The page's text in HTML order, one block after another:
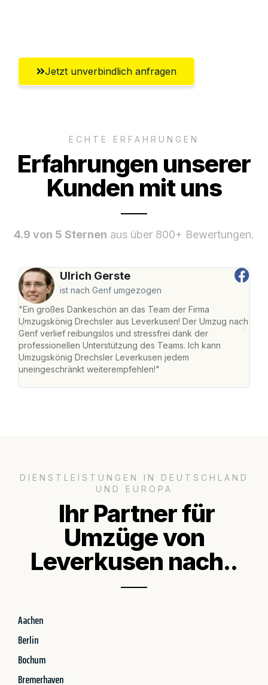
Jetzt unverbindlich anfragen
ECHTE ERFAHRUNGEN
Erfahrungen unserer
Kunden mit uns
4.9 von 5 Sternen aus über 800+ Bewertungen.
Ulrich Gerste
ist nach Genf umgezogen
"Ein großes Dankeschön an das Team der Firma
Umzugskönig Drechsler aus Leverkusen! Der Umzug nach
Genf verlief reibungslos und stressfrei dank der
professionellen Unterstützung des Teams. Ich kann
Umzugskönig Drechsler Leverkusen jedem
uneingeschränkt weiterempfehlen!"
DIENSTLEISTUNGEN IN DEUTSCHLAND
UND EUROPA
Ihr Partner für
Umzüge von
Leverkusen nach..
Aachen
Berlin
Bochum
Bremerhaven